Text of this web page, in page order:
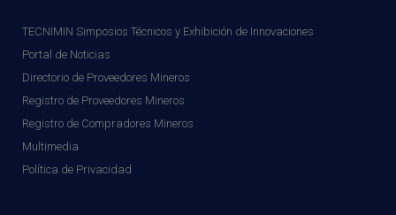
TECNIMIN Simposios Técnicos y Exhibición de Innovaciones
Portal de Noticias
Directorio de Proveedores Mineros
Registro de Proveedores Mineros
Registro de Compradores Mineros
Multimedia
Política de Privacidad